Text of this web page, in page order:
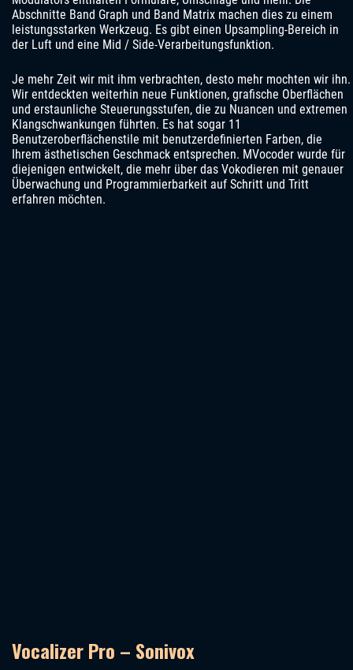
Abschnitte Band Graph und Band Matrix machen dies zu einem
leistungsstarken Werkzeug. Es gibt einen Upsampling-Bereich in
der Luft und eine Mid / Side-Verarbeitungsfunktion.
Je mehr Zeit wir mit ihm verbrachten, desto mehr mochten wir ihn.
Wir entdeckten weiterhin neue Funktionen, grafische Oberflächen
und erstaunliche Steuerungsstufen, die zu Nuancen und extremen
Klangschwankungen führten. Es hat sogar 11
Benutzeroberflächenstile mit benutzerdefinierten Farben, die
Ihrem ästhetischen Geschmack entsprechen. MVocoder wurde für
diejenigen entwickelt, die mehr über das Vokodieren mit genauer
Überwachung und Programmierbarkeit auf Schritt und Tritt
erfahren möchten.
Vocalizer Pro – Sonivox